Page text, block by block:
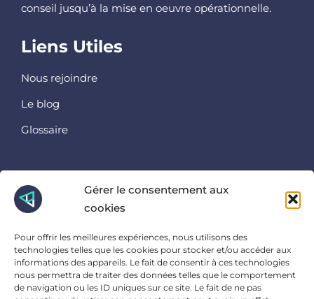
Gérer le consentement aux
cookies
Pour offrir les meilleures expériences, nous utilisons des
technologies telles que les cookies pour stocker et/ou accéder aux
informations des appareils. Le fait de consentir à ces technologies
nous permettra de traiter des données telles que le comportement
de navigation ou les ID uniques sur ce site. Le fait de ne pas
conseil jusqu’à la mise en oeuvre opérationnelle.
Liens Utiles
Nous rejoindre
Le blog
Glossaire
Instagram
Facebook
Et là